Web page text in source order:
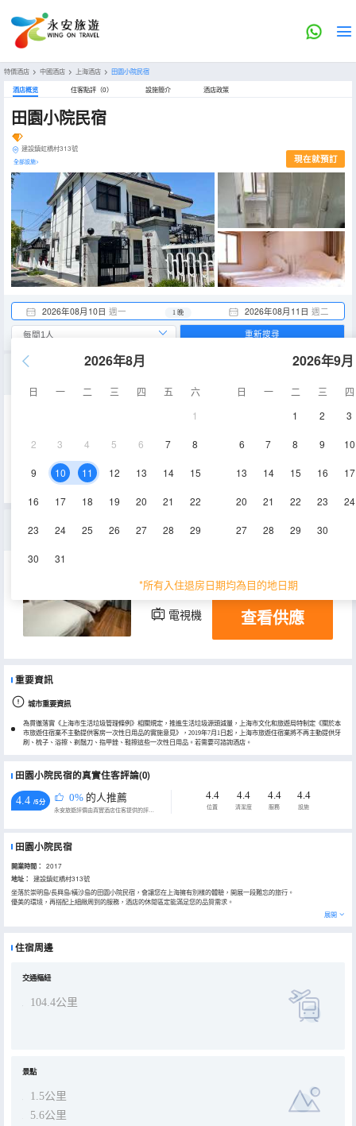
特價酒店 > 中國酒店 > 上海酒店 > 田園小院民宿
酒店概览 住客點評（0） 設施簡介 酒店政策
田園小院民宿
建設鎮虹橋村313號
全部設施> 現在就預訂
2026年08月10日 週一 2026年08月11日 週二
1 晚
2026年8月
日 一 二 三 四 五
六
1
2 3 4 5 6 7 8
9 10 11 12 13 14 15
16 17 18 19 20 21 22
23 24 25 26 27 28 29
30 31
2026年9月
日 一 二 三
四
1
2 3
6 7 8 9 10
13 14 15 16 17
20 21 22 23 24
27 28 29 30
*所有入住退房日期均為目的地日期
重新搜尋
空調
三室一廳獨立精裝房
130㎡ 1層 空調
電視機 查看供應
重要資訊
城市重要資訊
為貫徹落實《上海市生活垃圾管理條例》相關規定，推進生活垃圾源頭減量，上海市文化和旅遊局特制定《關於本
市旅遊住宿業不主動提供客房一次性日用品的實施意見》，2019年7月1日起，上海市旅遊住宿業將不再主動提供牙
刷、梳子、浴擦、剃鬚刀、指甲銼、鞋擦這些一次性日用品。若需要可諮詢酒店。
田園小院民宿的真實住客評論(0)
4.4 /5分 0% 的人推薦
永安旅遊評價由真實酒店住客提供的評價。
4.4
位置
4.4
清潔度
4.4
服務
4.4
設施
田園小院民宿
開業時間： 2017
地址：
建設鎮虹橋村313號
坐落於崇明島/長興島/橫沙島的田園小院民宿，會讓您在上海擁有別樣的體驗，開展一段難忘的旅行。
優美的環境，再搭配上細緻周到的服務，酒店的休閒區定能滿足您的品質需求。
展開
住宿周邊
交通樞紐
104.4公里
景點
1.5公里
5.6公里